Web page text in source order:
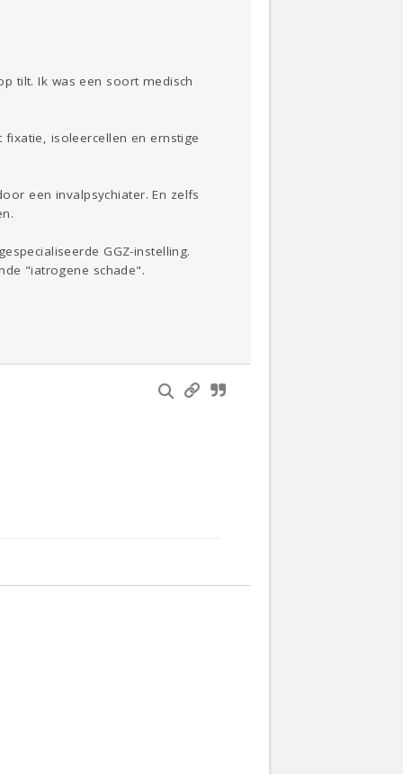
tilt. Ik was een soort medisch
isoleercellen en ernstige
een invalpsychiater. En zelfs
GGZ-instelling.
"iatrogene schade".